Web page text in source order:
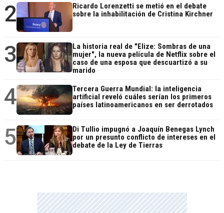
2
Ricardo Lorenzetti se metió en el debate
sobre la inhabilitación de Cristina Kirchner
3
La historia real de "Elize: Sombras de una
mujer", la nueva película de Netflix sobre el
caso de una esposa que descuartizó a su
marido
4
Tercera Guerra Mundial: la inteligencia
artificial reveló cuáles serían los primeros
países latinoamericanos en ser derrotados
5
Di Tullio impugnó a Joaquín Benegas Lynch
por un presunto conflicto de intereses en el
debate de la Ley de Tierras